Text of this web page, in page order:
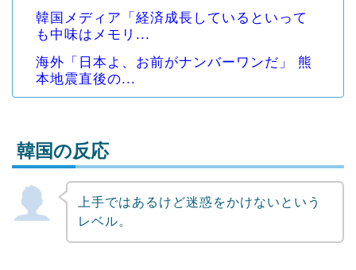
韓国メディア「経済成長しているといって
も中味はメモリ...
海外「日本よ、お前がナンバーワンだ」 熊
本地震直後の...
Powered by livedoor 相互RSS
韓国の反応
上手ではあるけど迷惑をかけないという
レベル。